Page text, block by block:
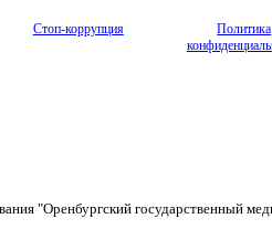
Стоп-коррупция
Политика
"Оренбургский государственный